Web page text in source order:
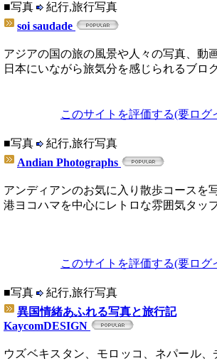
■写真
紀行,旅行写真
soi saudade
アジアの国の旅の風景や人々の写真、動
日本にいながら旅気分を感じられるブロ
このサイトを評価する(要ログ
■写真
紀行,旅行写真
Andian Photographs
アンディアンのお気に入り散歩コースを
港ヨコハマを中心にレトロな雰囲気タッ
このサイトを評価する(要ログ
■写真
紀行,旅行写真
異国情緒あふれる写真と旅行記
KaycomDESIGN
ウズベキスタン、モロッコ、ネパール